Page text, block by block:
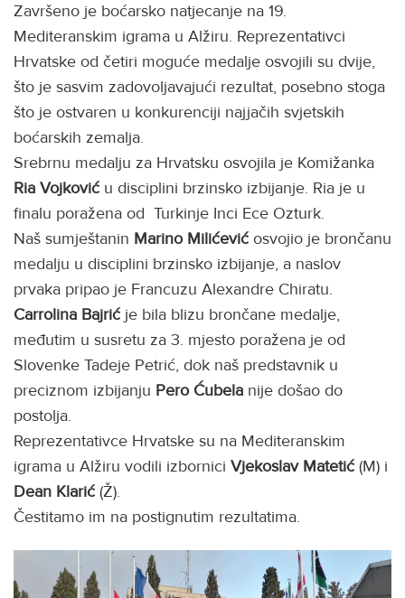
Završeno je boćarsko natjecanje na 19.
Mediteranskim igrama u Alžiru. Reprezentativci
Hrvatske od četiri moguće medalje osvojili su dvije,
što je sasvim zadovoljavajući rezultat, posebno stoga
što je ostvaren u konkurenciji najjačih svjetskih
boćarskih zemalja.
Srebrnu medalju za Hrvatsku osvojila je Komižanka
Ria Vojkoviću disciplini brzinsko izbijanje. Ria je u
finalu poražena od Turkinje Inci Ece Ozturk.
Naš sumještanin Marino Milićevićosvojio je brončanu
medalju u disciplini brzinsko izbijanje, a naslov
prvaka pripao je Francuzu Alexandre Chiratu.
Carrolina Bajrićje bila blizu brončane medalje,
međutim u susretu za 3. mjesto poražena je od
Slovenke Tadeje Petrić, dok naš predstavnik u
preciznom izbijanju Pero Ćubela nije došao do
postolja.
Reprezentativce Hrvatske su na Mediteranskim
igrama u Alžiru vodili izbornici Vjekoslav Matetić(M) i
Dean Klarić(Ž).
Čestitamo im na postignutim rezultatima.